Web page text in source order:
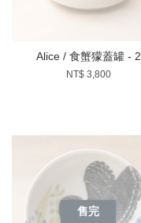
Alice / 食蟹獴蓋罐 - 2
NT$ 3,800
售完